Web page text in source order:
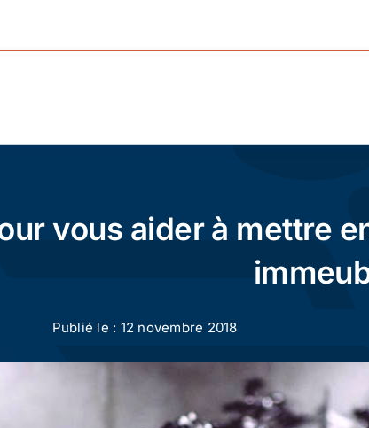
Conseils
Actualité
vous aider à mettre
Publié le : 12 novembre 2018